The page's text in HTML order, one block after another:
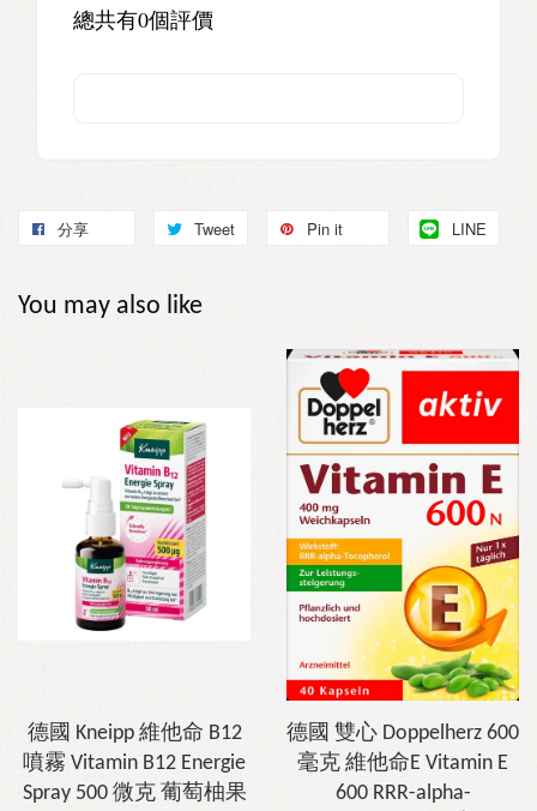
總共有0個評價
分享 Tweet Pin it LINE
You may also like
德國 Kneipp 維他命 B12
噴霧 Vitamin B12 Energie
Spray 500 微克 葡萄柚果
德國 雙心 Doppelherz 600
毫克 維他命E Vitamin E
600 RRR-alpha-